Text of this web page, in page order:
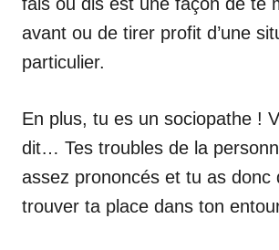
avant ou de tirer profit d’une
particulier.
En plus, tu es un sociopathe !
dit… Tes troubles de la
assez prononcés et tu as donc
trouver ta place dans ton